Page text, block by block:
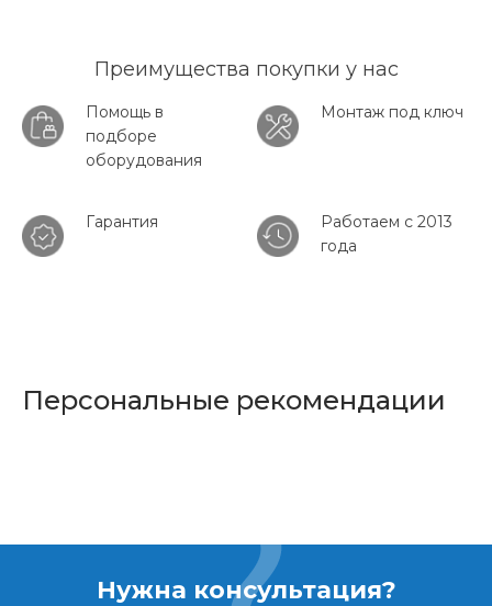
Преимущества покупки у нас
Помощь в
подборе
оборудования
Монтаж под ключ
Гарантия
Работаем с 2013
года
Персональные рекомендации
Нужна консультация?